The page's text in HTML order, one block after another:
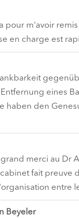
pour m'avoir
en charge est
eines
haben den
grand merci au
fait preuve
entre
Beyeler